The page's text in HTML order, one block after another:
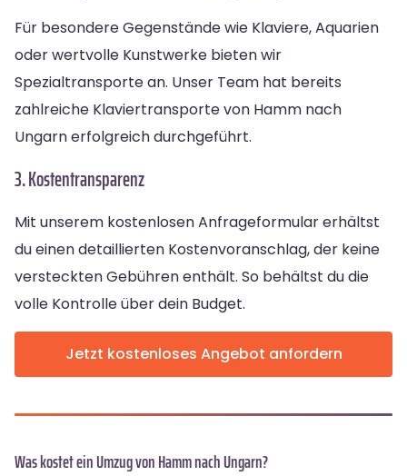
Für besondere Gegenstände wie Klaviere, Aquarien
oder wertvolle Kunstwerke bieten wir
Spezialtransporte an. Unser Team hat bereits
zahlreiche Klaviertransporte von Hamm nach
Ungarn erfolgreich durchgeführt.
3. Kostentransparenz
Mit unserem kostenlosen Anfrageformular erhältst
du einen detaillierten Kostenvoranschlag, der keine
versteckten Gebühren enthält. So behältst du die
volle Kontrolle über dein Budget.
Jetzt kostenloses Angebot anfordern
Was kostet ein Umzug von Hamm nach Ungarn?